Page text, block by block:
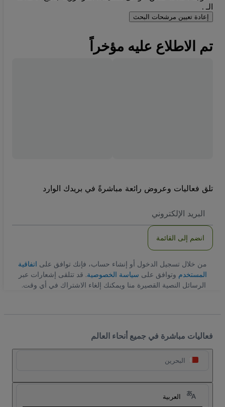
الـ .
إعادة تعيين مرشحات البحث
تم الاطلاع عليه مؤخراً
تلق فعاليات وعروض رائعة مباشرةً في بريدك الوارد
الاكتروني
انضم إلى القائمة
من خلال تسجيل الدخول أو إنشاء حساب، فإنك توافق على اتفاقية
المستخدم وتوافق على سياسة الخصوصية. قد تتلقى إشعارات عبر
الرسائل النصية القصيرة منا ويمكنك إلغاء الاشتراك في أي وقت.
فعاليات مباشرة في جميع أنحاء العالم
البحرين
العربية